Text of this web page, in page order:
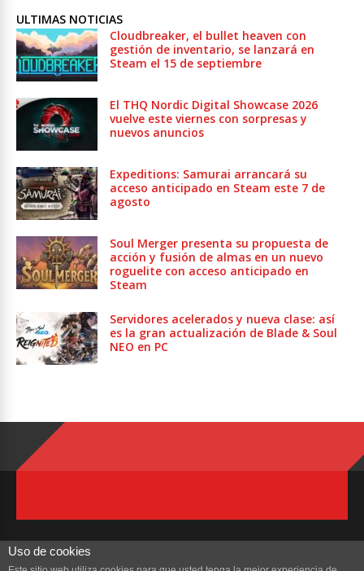
ULTIMAS NOTICIAS
Cloudbreaker, el bullet heaven con
gestión de inventario, se lanzará en
Steam el 15 de septiembre
El THQ Nordic Digital Showcase 2026
vuelve este viernes con sorpresas y
nuevos anuncios
Expeditions: Samurai arrancará su
acceso anticipado en Steam este 7 de
agosto
Soul Merger presenta su propuesta de
acción y fusión de almas en un nuevo
roguelite con acceso anticipado en
Steam
Servidores acelerados y nueva clase: así
es la gran actualización de Blade & Soul
NEO en PC
Uso de cookies